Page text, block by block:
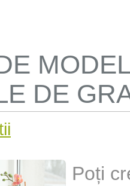
DE
Poți